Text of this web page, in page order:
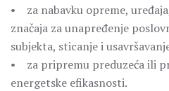
• za nabavku opreme,
značaja za unapređenje
subjekta, sticanje i
• za pripremu preduzeća ili
energetske efikasnosti.